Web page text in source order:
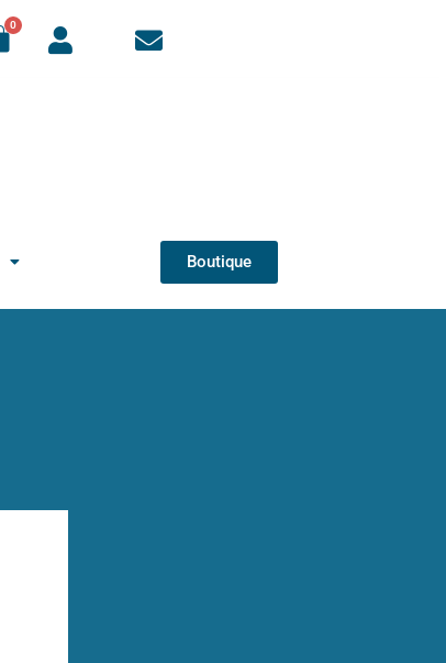
Boutique